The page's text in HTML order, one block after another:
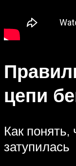
цепи
Как понять,
затупилась